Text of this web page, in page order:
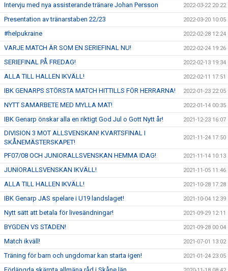
Intervju med nya assisterande tränare Johan Persson 2022-03-22 20:22
Presentation av tränarstaben 22/23 2022-03-20 10:05
#helpukraine 2022-02-28 12:24
VARJE MATCH ÄR SOM EN SERIEFINAL NU! 2022-02-24 19:26
SERIEFINAL PÅ FREDAG! 2022-02-13 19:34
ALLA TILL HALLEN IKVÄLL! 2022-02-11 17:51
IBK GENARPS STÖRSTA MATCH HITTILLS FÖR HERRARNA! 2022-01-23 22:05
NYTT SAMARBETE MED MYLLA MAT! 2022-01-14 00:35
IBK Genarp önskar alla en riktigt God Jul o Gott Nytt år! 2021-12-23 16:07
DIVISION 3 MOT ALLSVENSKAN! KVARTSFINAL I
SKÅNEMÄSTERSKAPET!
2021-11-24 17:50
PF07/08 OCH JUNIORALLSVENSKAN HEMMA IDAG! 2021-11-14 10:13
JUNIORALLSVENSKAN IKVÄLL! 2021-11-05 11:46
ALLA TILL HALLEN IKVÄLL! 2021-10-28 17:28
IBK Genarp JAS spelare i U19 landslaget! 2021-10-04 12:39
Nytt sätt att betala för livesändningar! 2021-09-29 12:11
BYGDEN VS STADEN! 2021-09-28 00:04
Match ikväll! 2021-07-01 13:02
Träning för barn och ungdomar kan starta igen! 2021-01-24 23:05